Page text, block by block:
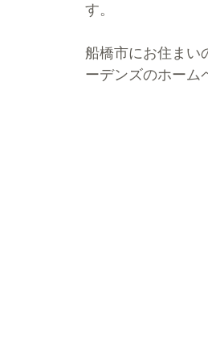
す。
船橋市にお住まい
ーデンズのホーム